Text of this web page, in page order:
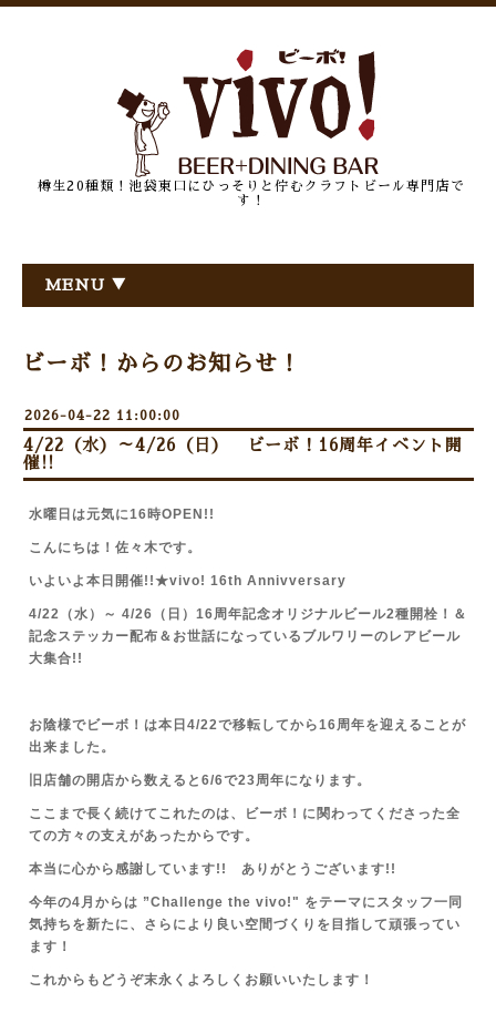
樽生20種類！池袋東口にひっそりと佇むクラフトビール専門店で
す！
MENU ▼
ビーボ！からのお知らせ！
2026-04-22 11:00:00
4/22（水）～4/26（日） ビーボ！16周年イベント開
催!!
水曜日は元気に16時OPEN!!
こんにちは！佐々木です。
いよいよ本日開催!!★vivo! 16th Annivversary
4/22（水）～ 4/26（日）16周年記念オリジナルビール2種開栓！＆
記念ステッカー配布＆お世話になっているブルワリーのレアビール
大集合!!
お陰様でビーボ！は本日4/22で移転してから16周年を迎えることが
出来ました。
旧店舗の開店から数えると6/6で23周年になります。
ここまで長く続けてこれたのは、ビーボ！に関わってくださった全
ての方々の支えがあったからです。
本当に心から感謝しています!! ありがとうございます!!
今年の4月からは ”Challenge the vivo!" をテーマにスタッフ一同
気持ちを新たに、さらにより良い空間づくりを目指して頑張ってい
ます！
これからもどうぞ末永くよろしくお願いいたします！